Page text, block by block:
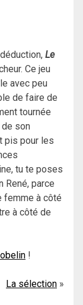
Le
Ce jeu
avec peu
de faire de
tournée
son
pis pour les
tu te poses
René, parce
femme à côté
à côté de
!
La sélection